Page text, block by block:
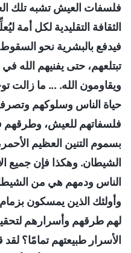
فلسفات العيش تشبه تلك
الثقافة التقليدية لكل أمة
فيدفع بالبشرية نحو
تبتلعهم، حتى يفنيهم الله
ويقاومون الله. ... ما زالت
حياة الناس وسلوكهم
فلسفاتهم للعيش، وطرقهم
بسموم التنين العظيم
الشيطان. وهكذا فإن جميع
الناس ودمهم هي من
وأولئك الذين يمسكون
لهم طرقهم وأسرارهم
الأسرار طبيعتهم تمامًا؟